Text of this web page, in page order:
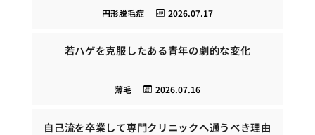
2026.07.17
円形脱毛症
若ハゲを克服したある青年の劇的な変化
2026.07.16
薄毛
自己流を卒業して専門クリニックへ通うべき理由